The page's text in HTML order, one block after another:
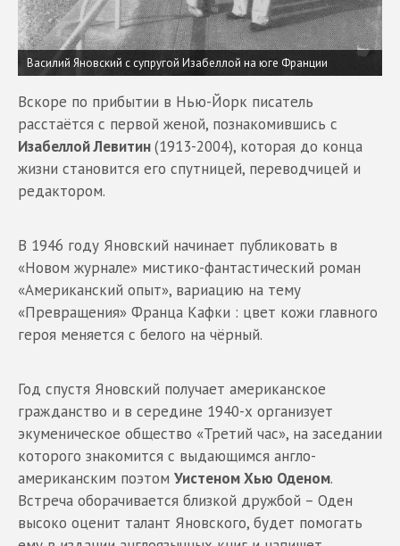
Василий Яновский с супругой Изабеллой на юге Франции
Вскоре по прибытии в Нью-Йорк писатель
расстаётся с первой женой, познакомившись с
Изабеллой Левитин(1913-2004), которая до конца
жизни становится его спутницей, переводчицей и
редактором.
В 1946 году Яновский начинает публиковать в
«Новом журнале» мистико-фантастический роман
«Американский опыт», вариацию на тему
«Превращения» Франца Кафки : цвет кожи главного
героя меняется с белого на чёрный.
Год спустя Яновский получает американское
гражданство и в середине 1940-х организует
экуменическое общество «Третий час», на заседании
которого знакомится с выдающимся англо-
американским поэтом Уистеном Хью Оденом.
Встреча оборачивается близкой дружбой – Оден
высоко оценит талант Яновского, будет помогать